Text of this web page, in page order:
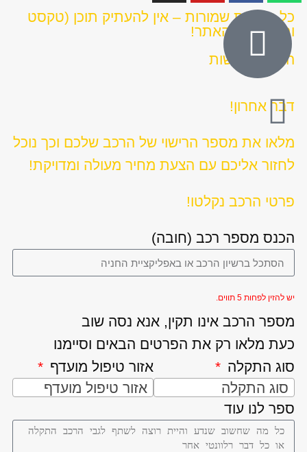
כל הזכויות שמורות – אין להעתיק תוכן (טקסט
ותמונות) מהאתר!
הצהרת נגישות
דבר אחרון!
מלאו את מספר הרישוי של הרכב שלכם וכך נוכל
לחזור אליכם עם הצעת מחיר מעולה ומדויקת!
פרטי הרכב נקלטו!
הכנס מספר רכב (חובה)
יש להזין לפחות 5 תווים.
מספר הרכב אינו תקין, אנא נסה שוב
כעת מלאו רק את הפרטים הבאים וסיימנו
סוג התקלה
סוג התקלה
אזור טיפול מועדף
אזור טיפול מועדף
ספר לנו עוד